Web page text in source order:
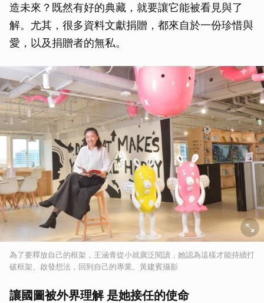
造未來？既然有好的典藏，就要讓它能被看見與了
解。尤其，很多資料文獻捐贈，都來自於一份珍惜與
愛，以及捐贈者的無私。
為了要釋放自己的框架，王涵青從小就廣泛閱讀，她認為這樣才能持續打
破框架、啟發想法，回到自己的專業。黃建賓攝影
讓國圖被外界理解 是她接任的使命